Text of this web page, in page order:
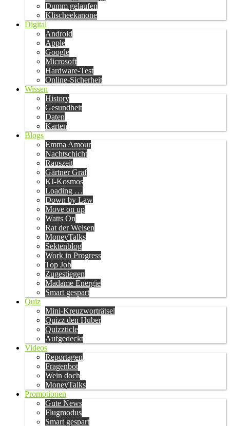
Dumm gelaufen
Klischeekanone
Digital
Android
Apple
Google
Microsoft
Hardware-Test
Online-Sicherheit
Wissen
History
Gesundheit
Daten
Karten
Blogs
Emma Amour
Nachtschicht
Rauszeit
Gärtner Graf
KI-Kosmos
Loading …
Down by Law
Move on up
Watts On
Rat der Weisen
MoneyTalks
Sektenblog
Work in Progress
Top Job
Zugestiegen
Madame Energie
Smart gespart
Quiz
Mini-Kreuzworträtsel
Quizz den Huber
Quizzticle
Aufgedeckt
Videos
Reportagen
Fragenbot
Wein doch
MoneyTalks
Promotionen
Gute News
Flugmodus
Smart gespart